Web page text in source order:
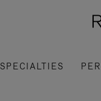
SPECIALTIES